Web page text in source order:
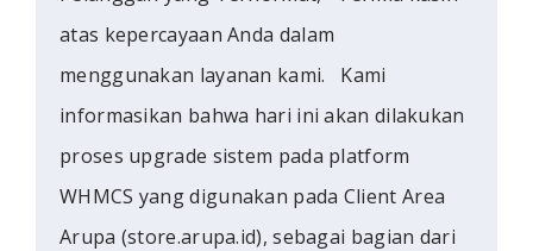
atas kepercayaan Anda dalam
menggunakan layanan kami. Kami
informasikan bahwa hari ini akan dilakukan
proses upgrade sistem pada platform
WHMCS yang digunakan pada Client Area
Arupa (store.arupa.id), sebagai bagian dari